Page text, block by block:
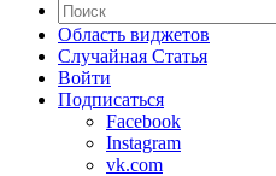
Область виджетов
Случайная Статья
Войти
Подписаться
Facebook
Instagram
vk.com